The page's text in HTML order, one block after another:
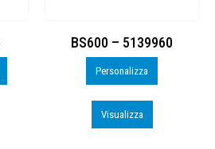
BS600 – 5139960
Personalizza
Visualizza